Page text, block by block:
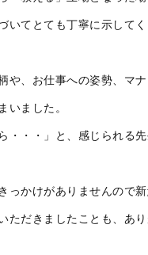
いてとても丁寧に示して
や、お仕事への姿勢、マ
いました。
・・・」と、感じられる
かけがありませんので新
ただきましたことも、あ